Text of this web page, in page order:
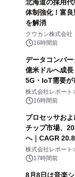
北海道の採用代
体制強化！富
を解消
クウカン株式会社
16時間前
データコンバ
億米ドルへ成
5G・IoT需要が
株式会社レポート
16時間前
プロセッサお
チップ市場、
へ｜CAGR
ー需要が成長を
株式会社レポート
17時間前
8月8日は音楽